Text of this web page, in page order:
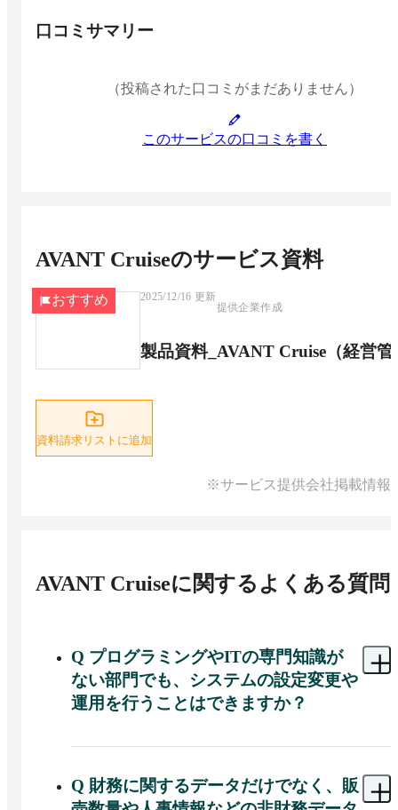
口コミサマリー
（投稿された口コミがまだありません）
このサービスの口コミを書く
AVANT Cruiseのサービス資料
おすすめ 2025/12/16 更新
提供企業作成
製品資料_AVANT Cruise（経営
資料請求リストに追加
※サービス提供会社掲載情報
AVANT Cruiseに関するよくある質問
Q プログラミングやITの専門知識が
ない部門でも、システムの設定変更や
運用を行うことはできますか？
A AVANT Cruiseでは、プログラムを書かずにロジ
テム部門や外部ベンダーへ委託することなく、経
営企画部門などの利用部門自身でシステム設定の
Q 財務に関するデータだけでなく、販